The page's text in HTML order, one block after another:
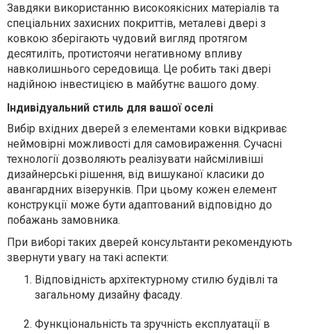
Завдяки використанню високоякісних матеріалів та
спеціальних захисних покриттів, металеві двері з
ковкою зберігають чудовий вигляд протягом
десятиліть, протистоячи негативному впливу
навколишнього середовища. Це робить такі двері
надійною інвестицією в майбутнє вашого дому.
Індивідуальний стиль для вашої оселі
Вибір вхідних дверей з елементами ковки відкриває
неймовірні можливості для самовираження. Сучасні
технології дозволяють реалізувати найсміливіші
дизайнерські рішення, від вишуканої класики до
авангардних візерунків. При цьому кожен елемент
конструкції може бути адаптований відповідно до
побажань замовника.
При виборі таких дверей консультанти рекомендують
звернути увагу на такі аспекти:
Відповідність архітектурному стилю будівлі та
загальному дизайну фасаду.
Функціональність та зручність експлуатації в